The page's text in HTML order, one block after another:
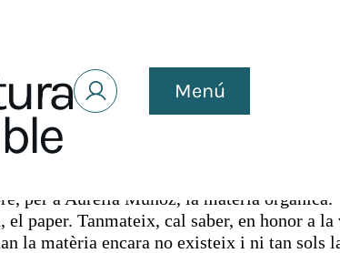
Menú
per a Aurèlia Muñoz, la matèria orgànica.
paper. Tanmateix, cal saber, en honor a
la matèria encara no existeix i ni tan sols